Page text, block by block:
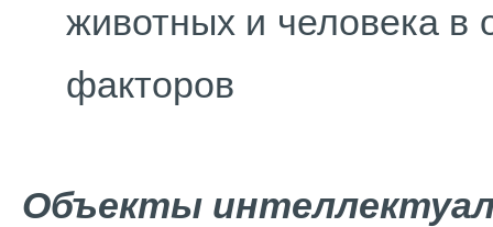
животных и человека в
факторов
Объекты